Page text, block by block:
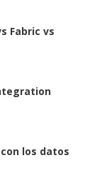
Fabric vs
los datos